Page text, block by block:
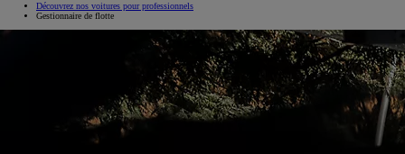
Découvrez nos voitures pour professionnels
Gestionnaire de flotte